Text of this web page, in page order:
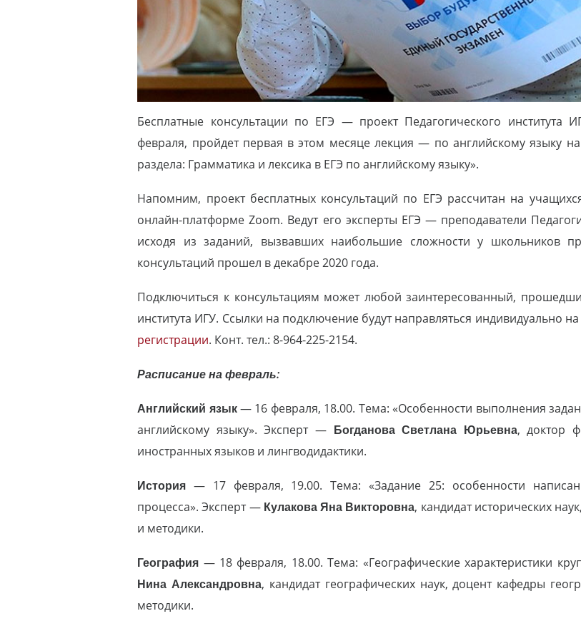
Бесплатные консультации по ЕГЭ — проект Педагогического института
февраля, пройдет первая в этом месяце лекция — по английскому языку
раздела: Грамматика и лексика в ЕГЭ по английскому языку».
Напомним, проект бесплатных консультаций по ЕГЭ рассчитан на
онлайн-платформе Zoom. Ведут его эксперты ЕГЭ — преподаватели
исходя из заданий, вызвавших наибольшие сложности у школьников
консультаций прошел в декабре 2020 года.
Подключиться к консультациям может любой заинтересованный,
института ИГУ. Ссылки на подключение будут направляться индивидуально
регистрации. Конт. тел.: 8-964-225-2154.
Расписание на февраль:
Английский язык— 16 февраля, 18.00. Тема: «Особенности выполнения
английскому языку». Эксперт — Богданова Светлана Юрьевна, доктор
иностранных языков и лингводидактики.
История — 17 февраля, 19.00. Тема: «Задание 25: особенности
процесса». Эксперт — Кулакова Яна Викторовна, кандидат исторических
и методики.
География — 18 февраля, 18.00. Тема: «Географические характеристики
Нина Александровна, кандидат географических наук, доцент кафедры
методики.